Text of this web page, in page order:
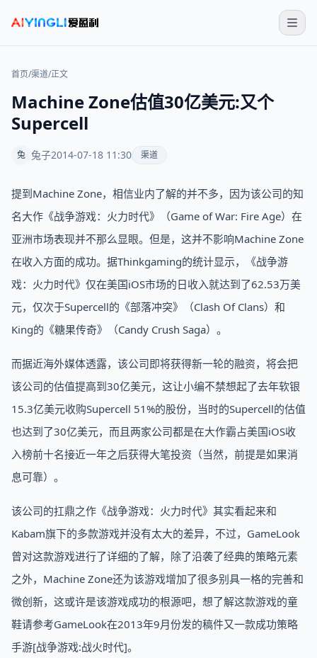
首页/渠道/正文
Machine Zone估值30亿美元:又个
Supercell
兔 兔子2014-07-18 11:30 渠道
提到Machine Zone，相信业内了解的并不多，因为该公司的知
名大作《战争游戏：火力时代》（Game of War: Fire Age）在
亚洲市场表现并不那么显眼。但是，这并不影响Machine Zone
在收入方面的成功。据Thinkgaming的统计显示，《战争游
戏：火力时代》仅在美国iOS市场的日收入就达到了62.53万美
元，仅次于Supercell的《部落冲突》（Clash Of Clans）和
King的《糖果传奇》（Candy Crush Saga）。
而据近海外媒体透露，该公司即将获得新一轮的融资，将会把
该公司的估值提高到30亿美元，这让小编不禁想起了去年软银
15.3亿美元收购Supercell 51%的股份，当时的Supercell的估值
也达到了30亿美元，而且两家公司都是在大作霸占美国iOS收
入榜前十名接近一年之后获得大笔投资（当然，前提是如果消
息可靠）。
该公司的扛鼎之作《战争游戏：火力时代》其实看起来和
Kabam旗下的多款游戏并没有太大的差异，不过，GameLook
曾对这款游戏进行了详细的了解，除了沿袭了经典的策略元素
之外，Machine Zone还为该游戏增加了很多别具一格的完善和
微创新，这或许是该游戏成功的根源吧，想了解这款游戏的童
鞋请参考GameLook在2013年9月份发的稿件又一款成功策略
手游[战争游戏:战火时代]。